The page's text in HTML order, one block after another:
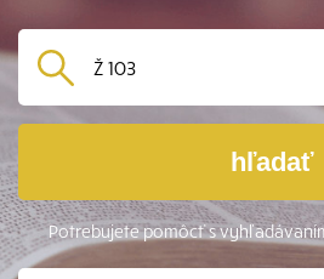
hľadať
Potrebujete pomôcť s